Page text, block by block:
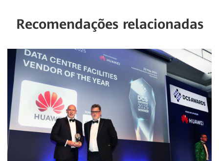
Recomendações relacionadas